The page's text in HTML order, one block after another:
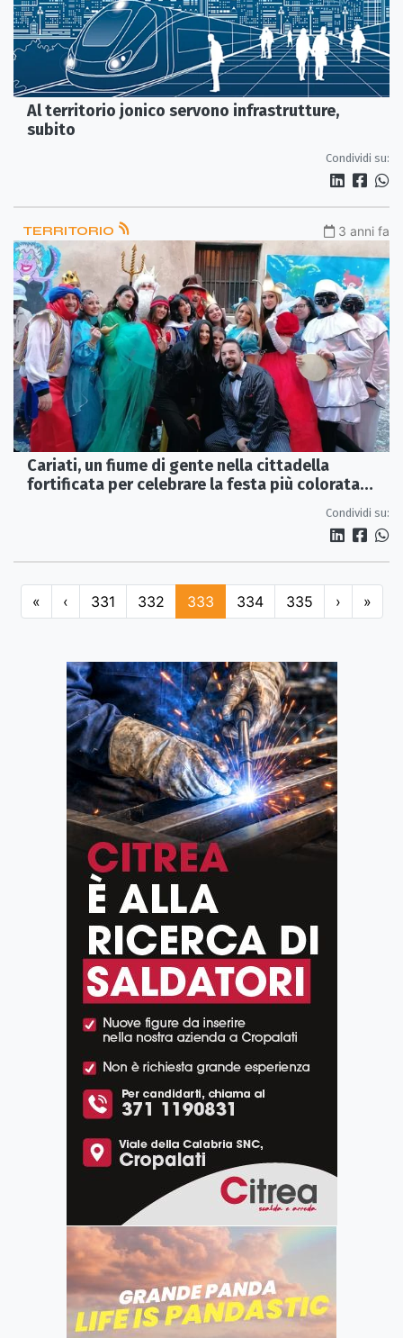
Al territorio jonico servono infrastrutture,
subito
Condividi su:
TERRITORIO 3 anni fa
Cariati, un fiume di gente nella cittadella
fortificata per celebrare la festa più colorata
Condividi su:
« ‹ 331 332 333 334 335 › »